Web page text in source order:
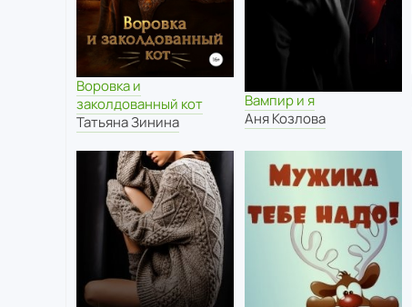
Воровка и
заколдованный кот
Татьяна Зинина
Вампир и я
Аня Козлова